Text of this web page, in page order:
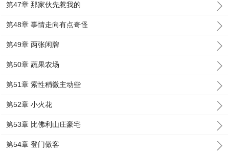
第47章 那家伙先惹我的
第48章 事情走向有点奇怪
第49章 两张闲牌
第50章 蔬果农场
第51章 索性稍微主动些
第52章 小火花
第53章 比佛利山庄豪宅
第54章 登门做客